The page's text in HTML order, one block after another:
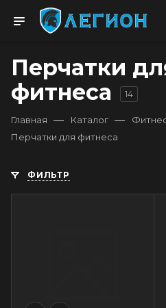
Перчатки
фитнеса
14
Главная — Каталог —
Перчатки для фитнеса
ФИЛЬТР